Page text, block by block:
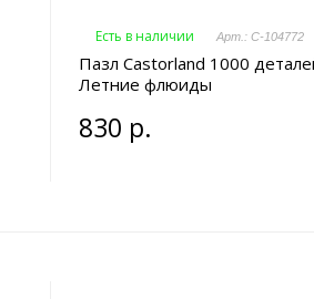
Есть в наличии Арт.: C-104772
Пазл Castorland 1000
Летние флюиды
830 р.